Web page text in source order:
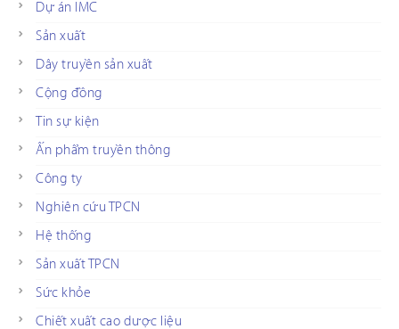
Dự án IMC
Sản xuất
Dây truyền sản xuất
Cộng đồng
Tin sự kiện
Ấn phẩm truyền thông
Công ty
Nghiên cứu TPCN
Hệ thống
Sản xuất TPCN
Sức khỏe
Chiết xuất cao dược liệu